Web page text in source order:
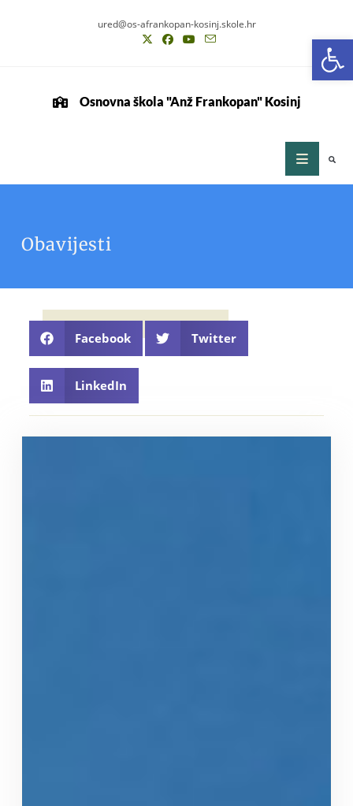
ured@os-afrankopan-kosinj.skole.hr
Osnovna škola "Anž Frankopan" Kosinj
Obavijesti
Facebook Twitter
LinkedIn